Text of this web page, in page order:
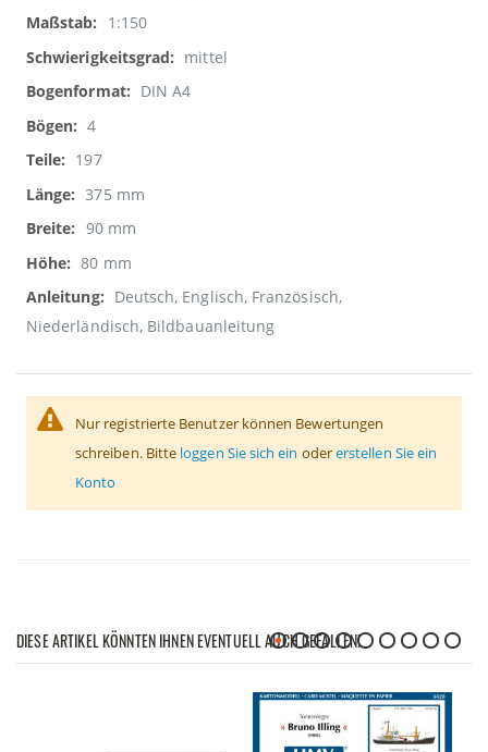
1:150
mittel
DIN A4
4
197
375 mm
90 mm
80 mm
Deutsch, Englisch, Französisch,
Niederländisch, Bildbauanleitung
Nur registrierte Benutzer können Bewertungen
schreiben. Bitte loggen Sie sich ein odererstellen Sie ein
Konto
DIESE ARTIKEL KÖNNTEN IHNEN EVENTUELL AUCH GEFALLEN!